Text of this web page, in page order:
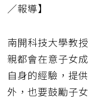
／報導】
南開科技大學教
親都會在意子女
自身的經驗，提
外，也要鼓勵子